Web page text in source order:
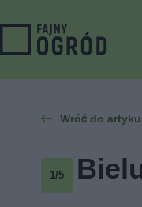
Wróć do
1/5